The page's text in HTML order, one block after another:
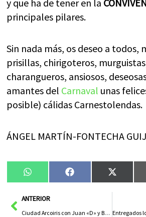
y que ha de tener en la
principales pilares.
Sin nada más, os deseo a todos,
prisillas, chirigoteros,
charangueros, ansiosos,
amantes del Carnaval unas
posible) cálidas Carnestolendas.
ÁNGEL MARTÍN-FONTECHA
Compartir
en
WhatsAppCompartir
en
Facebook
en
X
AntANTERIOR
Ciudad Arcoiris con Juan «D» y Beatriz darán el pregón del Carnaval de Herencia 2012